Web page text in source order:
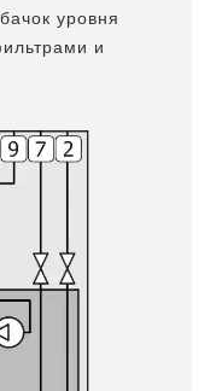
уровня
и